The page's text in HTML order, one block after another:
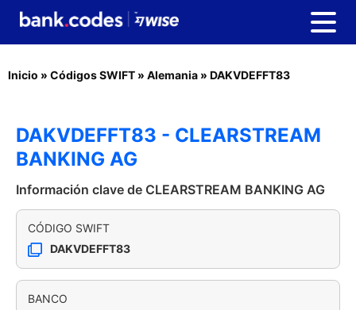
Inicio » Códigos SWIFT » Alemania » DAKVDEFFT83
DAKVDEFFT83 - CLEARSTREAM
BANKING AG
Información clave de CLEARSTREAM BANKING AG
CÓDIGO SWIFT
DAKVDEFFT83
BANCO